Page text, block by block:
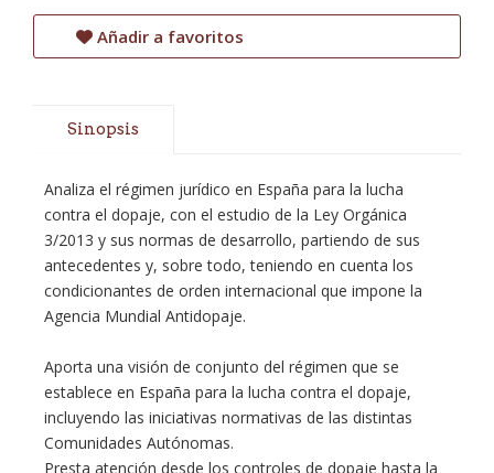
Añadir a favoritos
Sinopsis
Analiza el régimen jurídico en España para la lucha
contra el dopaje, con el estudio de la Ley Orgánica
3/2013 y sus normas de desarrollo, partiendo de sus
antecedentes y, sobre todo, teniendo en cuenta los
condicionantes de orden internacional que impone la
Agencia Mundial Antidopaje.
Aporta una visión de conjunto del régimen que se
establece en España para la lucha contra el dopaje,
incluyendo las iniciativas normativas de las distintas
Comunidades Autónomas.
Presta atención desde los controles de dopaje hasta la